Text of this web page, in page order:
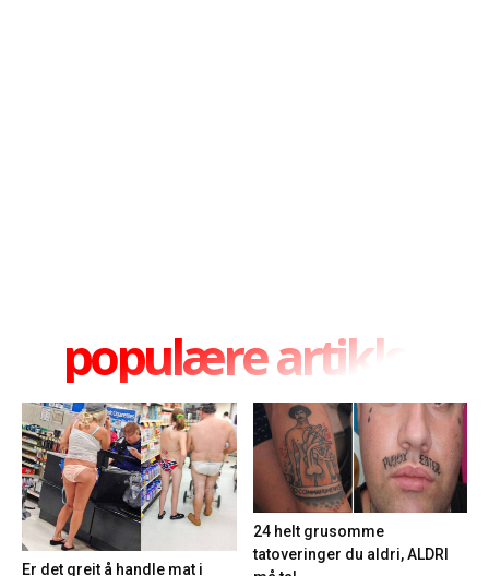
populære artikler
Er det greit å handle mat i
24 helt grusomme
tatoveringer du aldri, ALDRI